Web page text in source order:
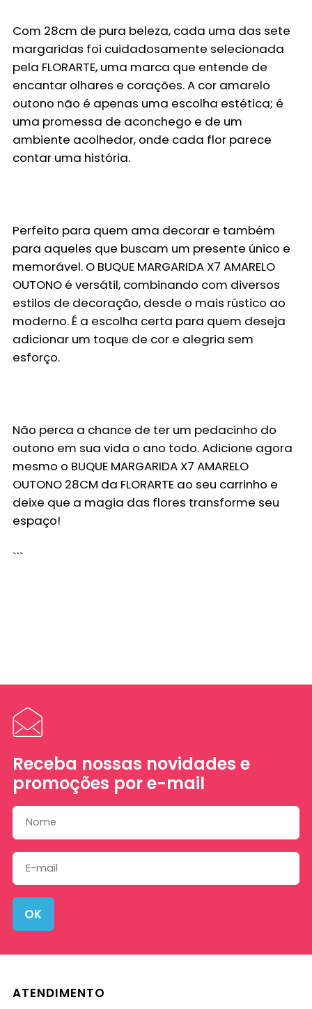
Com 28cm de pura beleza, cada uma das sete
margaridas foi cuidadosamente selecionada
pela FLORARTE, uma marca que entende de
encantar olhares e corações. A cor amarelo
outono não é apenas uma escolha estética; é
uma promessa de aconchego e de um
ambiente acolhedor, onde cada flor parece
contar uma história.
Perfeito para quem ama decorar e também
para aqueles que buscam um presente único e
memorável. O BUQUE MARGARIDA X7 AMARELO
OUTONOé versátil, combinando com diversos
estilos de decoração, desde o mais rústico ao
moderno. É a escolha certa para quem deseja
adicionar um toque de cor e alegria sem
esforço.
Não perca a chance de ter um pedacinho do
outono em sua vida o ano todo. Adicione agora
mesmo o BUQUE MARGARIDA X7 AMARELO
OUTONO 28CM da FLORARTEao seu carrinho e
deixe que a magia das flores transforme seu
espaço!
```
Receba nossas novidades e
promoções por e-mail
OK
ATENDIMENTO